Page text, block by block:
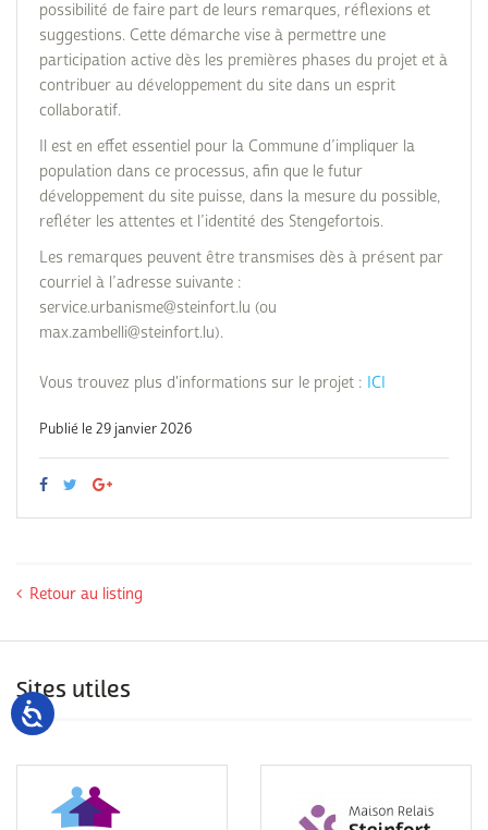
possibilité de faire part de leurs remarques, réflexions et
suggestions. Cette démarche vise à permettre une
participation active dès les premières phases du projet et à
contribuer au développement du site dans un esprit
collaboratif.
Il est en effet essentiel pour la Commune d’impliquer la
population dans ce processus, afin que le futur
développement du site puisse, dans la mesure du possible,
refléter les attentes et l’identité des Stengefortois.
Les remarques peuvent être transmises dès à présent par
courriel à l’adresse suivante :
service.urbanisme@steinfort.lu (ou
max.zambelli@steinfort.lu).
Vous trouvez plus d'informations sur le projet : ICI
Publié le 29 janvier 2026
Retour au listing
Sites utiles